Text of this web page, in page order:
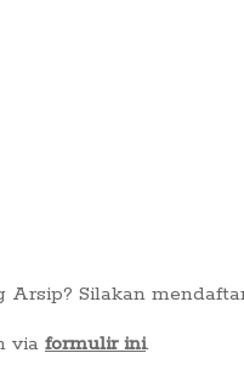
Silakan
via formulir ini.